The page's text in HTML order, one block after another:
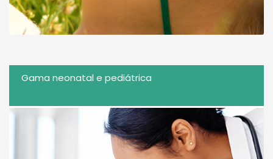
Gama neonatal e pediátrica